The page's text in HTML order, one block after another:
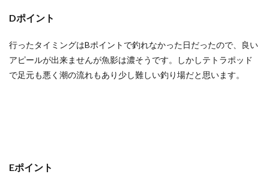
Dポイント
行ったタイミングはBポイントで釣れなかった日だったので、良い
アピールが出来ませんが魚影は濃そうです。しかしテトラポッド
で足元も悪く潮の流れもあり少し難しい釣り場だと思います。
Eポイント